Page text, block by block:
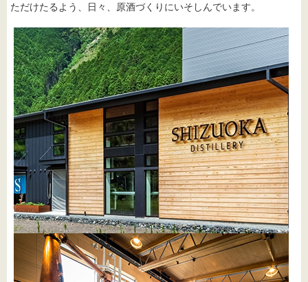
ただけたるよう、日々、原酒づくりにいそしんでいます。